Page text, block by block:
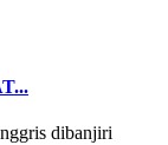
dibanjiri